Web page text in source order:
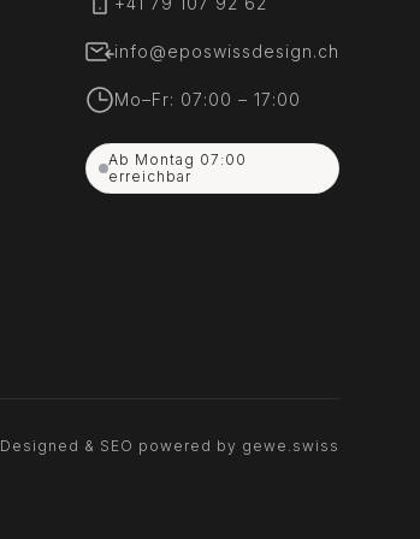
info@eposwissdesign.ch
Mo–Fr: 07:00 – 17:00
Ab Montag 07:00
erreichbar
Designed & SEO powered by gewe.swiss